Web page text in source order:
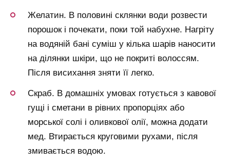
Желатин. В половині склянки води розвести
порошок і почекати, поки той набухне. Нагріту
на водяній бані суміш у кілька шарів наносити
на ділянки шкіри, що не покриті волоссям.
Після висихання зняти її легко.
Скраб. В домашніх умовах готується з кавової
гущі і сметани в рівних пропорціях або
морської солі і оливкової олії, можна додати
мед. Втирається круговими рухами, після
змивається водою.